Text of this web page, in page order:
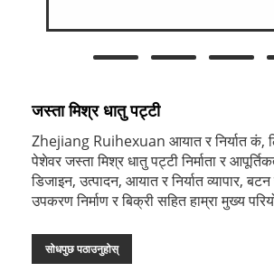
जस्ता मिश्र धातु पट्टी
Zhejiang Ruihexuan आयात र निर्यात कं,
पेशेवर जस्ता मिश्र धातु पट्टी निर्माता र
डिजाइन, उत्पादन, आयात र निर्यात व्यापार,
उपकरण निर्माण र बिक्री सहित हाम्रा मुख्य
सोधपुछ पठाउनुहोस्